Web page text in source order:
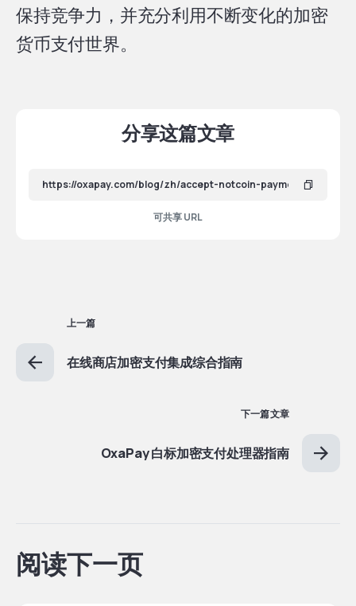
保持竞争力，并充分利用不断变化的加密
货币支付世界。
分享这篇文章
可共享 URL
上一篇
在线商店加密支付集成综合指南
下一篇文章
OxaPay 白标加密支付处理器指南
阅读下一页